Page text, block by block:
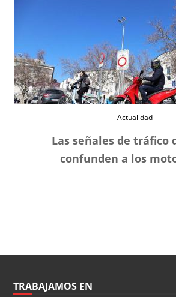
Actualidad
Las señales de tráfico
confunden a los
TRABAJAMOS EN